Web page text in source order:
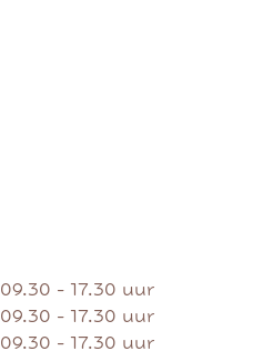
09.30 - 17.30 uur
09.30 - 17.30 uur
09.30 - 17.30 uur